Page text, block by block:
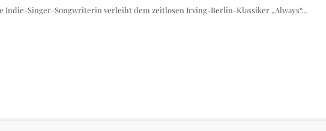
Indie-Singer-Songwriterin verleiht dem zeitlosen Irving-Berlin-Klassiker „Always“…